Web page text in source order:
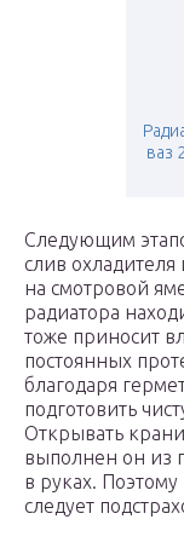
ваз
Следующим
слив охладителя
на смотровой
радиатора
тоже приносит
постоянных
благодаря
подготовить
Открывать
выполнен он из
в руках.
следует